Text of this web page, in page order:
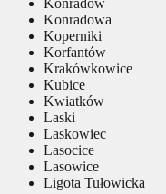
Konradowa
Koperniki
Korfantów
Krakówkowice
Kubice
Kwiatków
Laski
Laskowiec
Lasocice
Lasowice
Ligota Tułowicka